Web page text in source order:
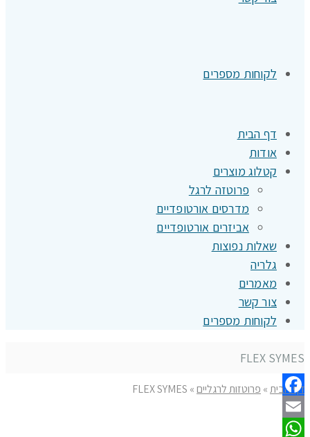
לקוחות מספרים
דף הבית
אודות
קטלוג מוצרים
פרוטזה לרגל
מדרסים אורטופדיים
אביזרים אורטופדיים
שאלות נפוצות
גלריה
מאמרים
צור קשר
לקוחות מספרים
FLEX SYMES
דף הבית» פרוטזות לרגליים»
FLEX SYMES
Facebook
Email